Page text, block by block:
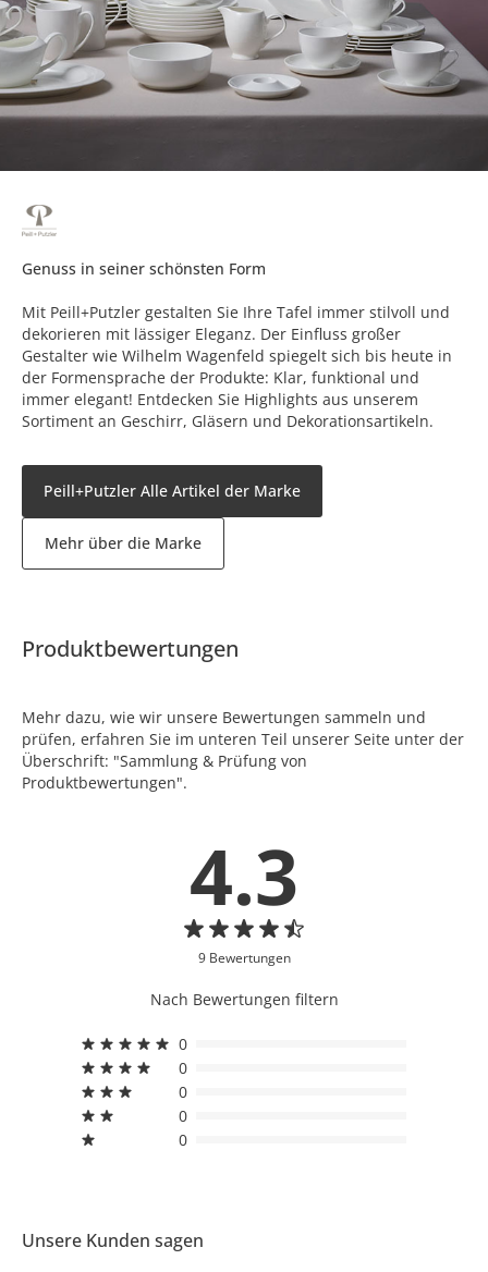
Genuss in seiner schönsten Form
Mit Peill+Putzler gestalten Sie Ihre Tafel immer stilvoll und
dekorieren mit lässiger Eleganz. Der Einfluss großer
Gestalter wie Wilhelm Wagenfeld spiegelt sich bis heute in
der Formensprache der Produkte: Klar, funktional und
immer elegant! Entdecken Sie Highlights aus unserem
Sortiment an Geschirr, Gläsern und Dekorationsartikeln.
Peill+Putzler Alle Artikel der Marke
Mehr über die Marke
Produktbewertungen
Mehr dazu, wie wir unsere Bewertungen sammeln und
prüfen, erfahren Sie im unteren Teil unserer Seite unter der
Überschrift: "Sammlung & Prüfung von
Produktbewertungen".
4.3
9 Bewertungen
Nach Bewertungen filtern
0
0
0
0
0
Unsere Kunden sagen